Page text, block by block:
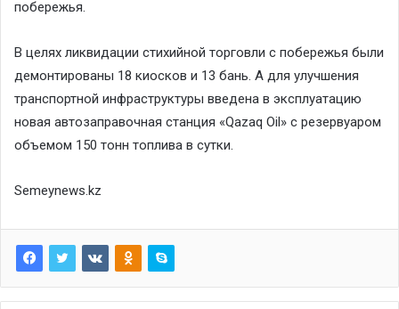
побережья.
В целях ликвидации стихийной торговли с побережья были
демонтированы 18 киосков и 13 бань. А для улучшения
транспортной инфраструктуры введена в эксплуатацию
новая автозаправочная станция «Qazaq Oil» с резервуаром
объемом 150 тонн топлива в сутки.
Semeynews.kz